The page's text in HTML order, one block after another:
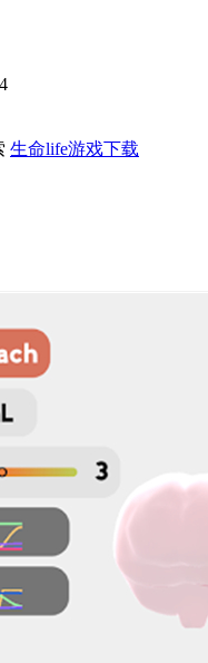
生命life游戏下载